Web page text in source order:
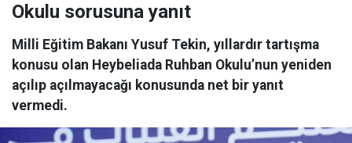
Okulu sorusuna yanıt
Milli Eğitim Bakanı Yusuf Tekin, yıllardır tartışma
konusu olan Heybeliada Ruhban Okulu’nun yeniden
açılıp açılmayacağı konusunda net bir yanıt
vermedi.